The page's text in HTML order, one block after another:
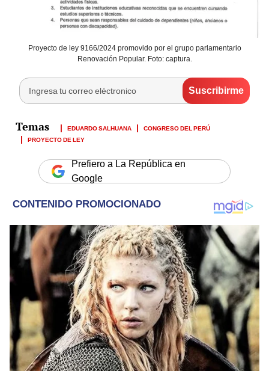
Proyecto de ley 9166/2024 promovido por el grupo parlamentario
Renovación Popular. Foto: captura.
EDUARDO SALHUANA
CONGRESO DEL PERÚ
PROYECTO DE LEY
Prefiero a La República en
Google